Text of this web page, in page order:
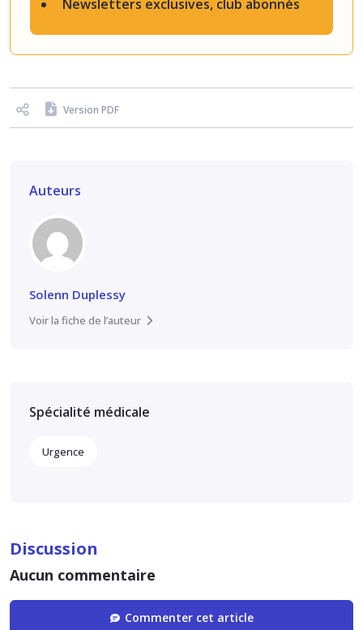
Newsletters exclusives, club abonnés
Version PDF
Auteurs
Solenn Duplessy
Voir la fiche de l’auteur
Spécialité médicale
Urgence
Discussion
Aucun commentaire
Commenter cet article